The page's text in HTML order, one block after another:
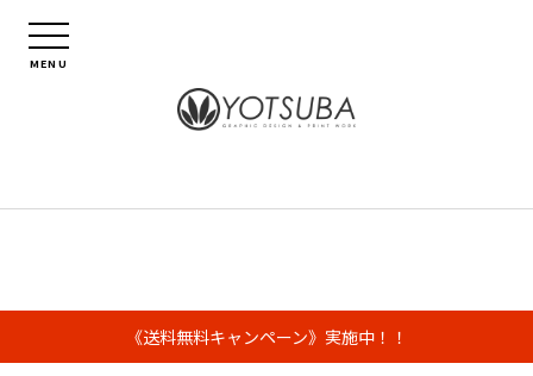
MENU
《送料無料キャンペーン》実施中！！